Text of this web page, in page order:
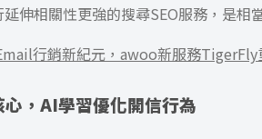
伸相關性更強的搜尋SEO服務，是相
行銷新紀元，awoo新服務TigerFly
，AI學習優化開信行為